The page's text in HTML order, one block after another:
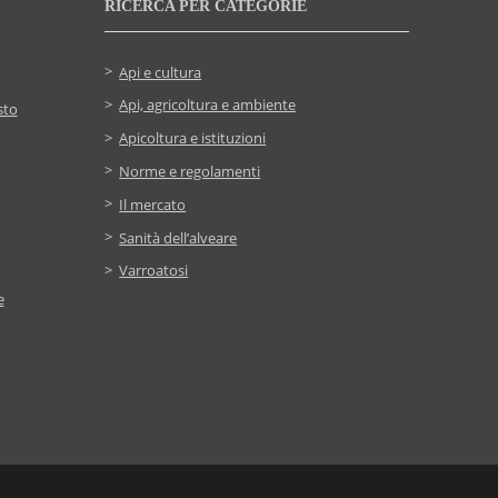
RICERCA PER CATEGORIE
Api e cultura
Api, agricoltura e ambiente
Apicoltura e istituzioni
Norme e regolamenti
Il mercato
Sanità dell’alveare
Varroatosi